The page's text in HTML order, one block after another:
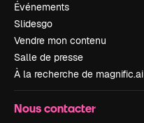
Événements
Slidesgo
Vendre mon contenu
Salle de presse
À la recherche de magnific.ai
Nous contacter